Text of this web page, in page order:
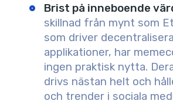
Brist på inneboende
skillnad från mynt som
som driver
applikationer, har
ingen praktisk nytta.
drivs nästan helt och
och trender i sociala